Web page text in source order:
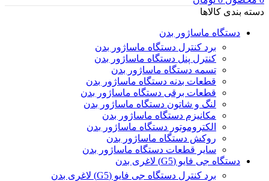
دسته بندی کالاها
دستگاه ماساژور بدن
برد کنترل دستگاه ماساژور بدن
کنترل پنل دستگاه ماساژور بدن
تسمه دستگاه ماساژور بدن
قطعات بدنه دستگاه ماساژور بدن
قطعات برقی دستگاه ماساژور بدن
لنگ و شاتون دستگاه ماساژور بدن
مکانیزم دستگاه ماساژور بدن
الکتروموتور دستگاه ماساژور بدن
روکش دستگاه ماساژور بدن
سایر قطعات دستگاه ماساژور بدن
دستگاه جی فایو (G5) لاغری بدن
برد کنترل دستگاه جی فایو (G5) لاغری بدن